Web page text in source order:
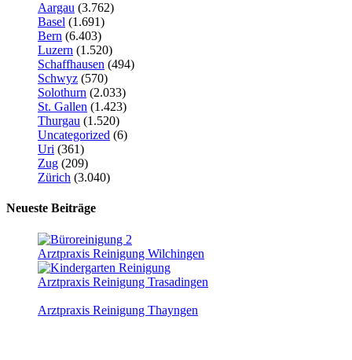
Aargau (3.762)
Basel (1.691)
Bern (6.403)
Luzern (1.520)
Schaffhausen (494)
Schwyz (570)
Solothurn (2.033)
St. Gallen (1.423)
Thurgau (1.520)
Uncategorized (6)
Uri (361)
Zug (209)
Zürich (3.040)
Neueste Beiträge
Arztpraxis Reinigung Wilchingen
Arztpraxis Reinigung Trasadingen
Arztpraxis Reinigung Thayngen